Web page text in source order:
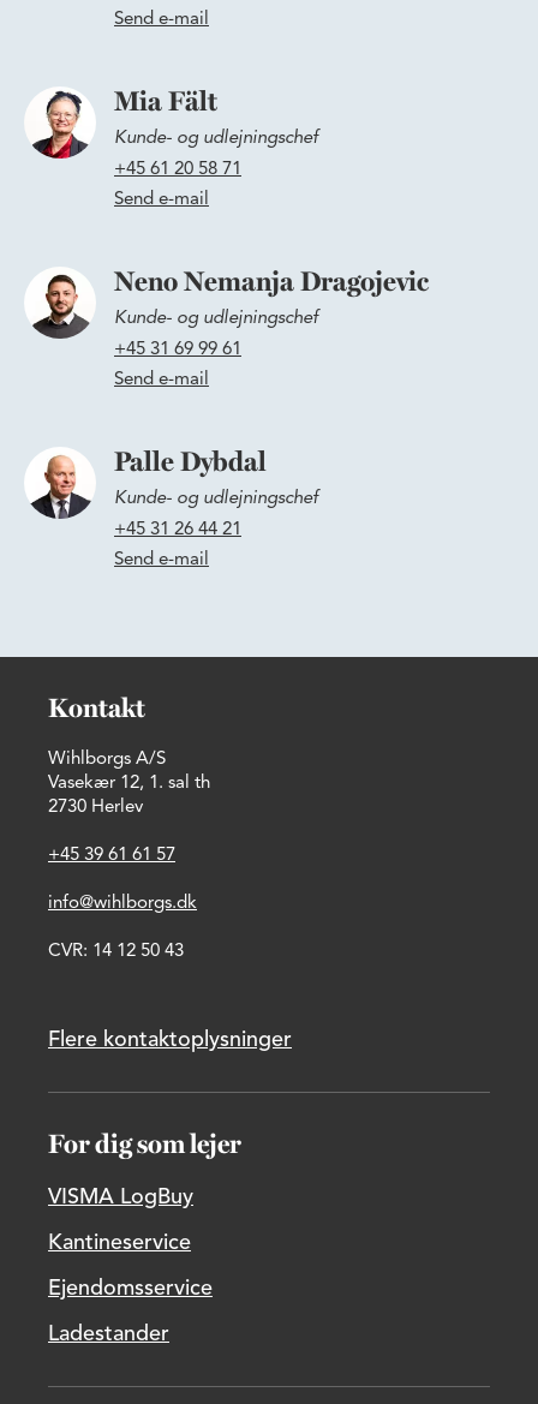
Send e-mail
Mia Fält
Kunde- og udlejningschef
+45 61 20 58 71
Send e-mail
Neno Nemanja Dragojevic
Kunde- og udlejningschef
+45 31 69 99 61
Send e-mail
Palle Dybdal
Kunde- og udlejningschef
+45 31 26 44 21
Send e-mail
Kontakt
Wihlborgs A/S
Vasekær 12, 1. sal th
2730 Herlev
+45 39 61 61 57
info@wihlborgs.dk
CVR: 14 12 50 43
Flere kontaktoplysninger
For dig som lejer
VISMA LogBuy
Kantineservice
Ejendomsservice
Ladestander